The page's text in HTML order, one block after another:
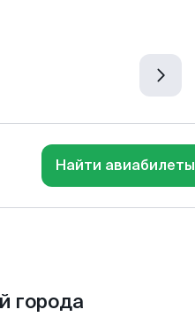
Найти авиабилеты
города